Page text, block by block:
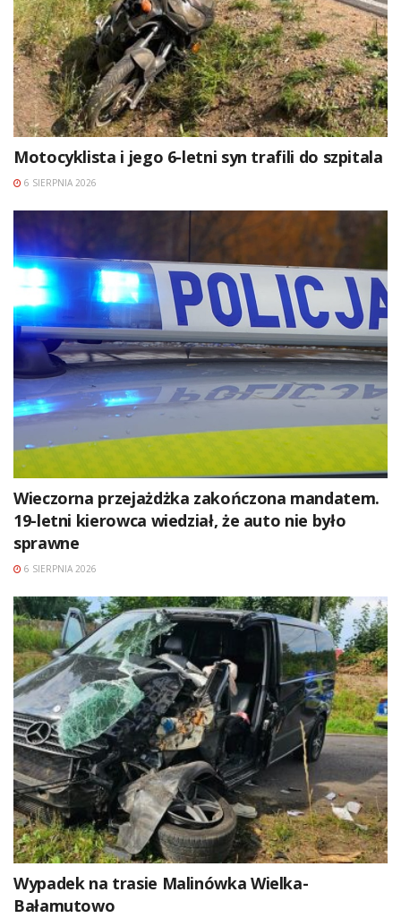
Motocyklista i jego 6-letni syn trafili do szpitala
6 SIERPNIA 2026
Wieczorna przejażdżka zakończona mandatem.
19-letni kierowca wiedział, że auto nie było
sprawne
6 SIERPNIA 2026
Wypadek na trasie Malinówka Wielka-
Bałamutowo